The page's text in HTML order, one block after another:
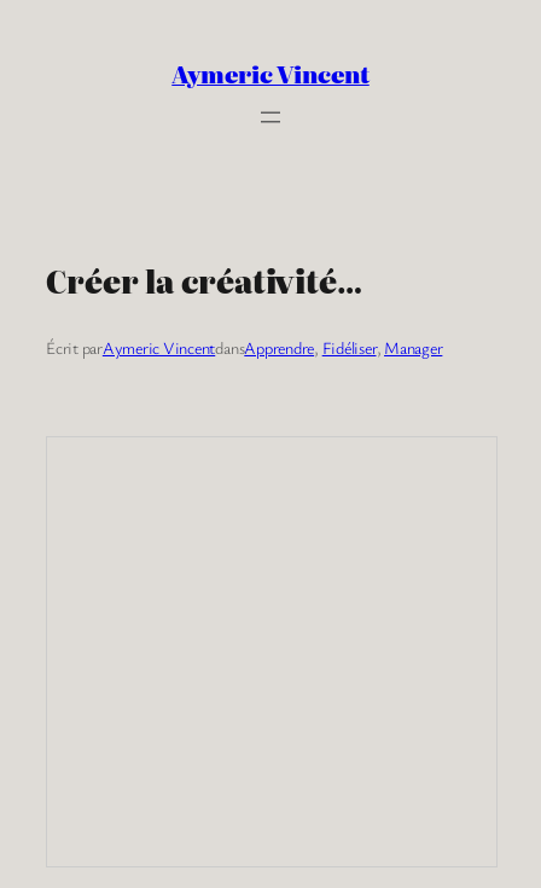
Aymeric Vincent
Créer la créativité…
Écrit parAymeric VincentdansApprendre, Fidéliser, Manager